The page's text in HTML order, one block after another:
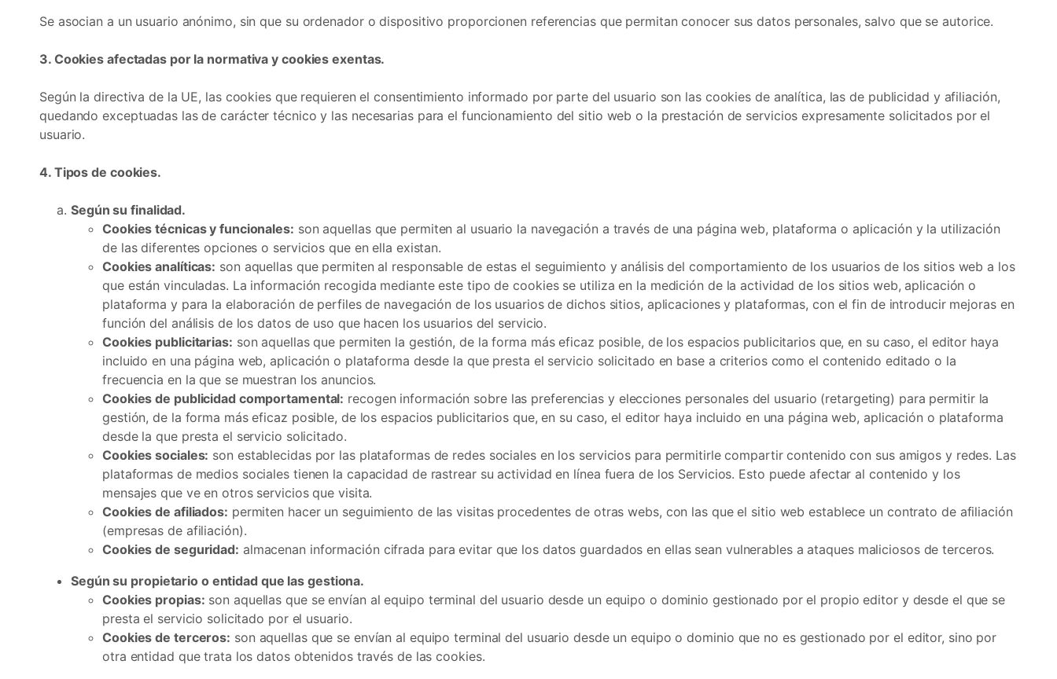
Se asocian a un usuario anónimo, sin que su ordenador o dispositivo proporcionen referencias que permitan conocer sus datos personales, salvo que se autorice.
3. Cookies afectadas por la normativa y cookies exentas.
Según la directiva de la UE, las cookies que requieren el consentimiento informado por parte del usuario son las cookies de analítica, las de publicidad y afiliación,
quedando exceptuadas las de carácter técnico y las necesarias para el funcionamiento del sitio web o la prestación de servicios expresamente solicitados por el
usuario.
4. Tipos de cookies.
Según su finalidad.
Cookies técnicas y funcionales: son aquellas que permiten al usuario la navegación a través de una página web, plataforma o aplicación y la utilización
de las diferentes opciones o servicios que en ella existan.
Cookies analíticas: son aquellas que permiten al responsable de estas el seguimiento y análisis del comportamiento de los usuarios de los sitios web a los
que están vinculadas. La información recogida mediante este tipo de cookies se utiliza en la medición de la actividad de los sitios web, aplicación o
plataforma y para la elaboración de perfiles de navegación de los usuarios de dichos sitios, aplicaciones y plataformas, con el fin de introducir mejoras en
función del análisis de los datos de uso que hacen los usuarios del servicio.
Cookies publicitarias: son aquellas que permiten la gestión, de la forma más eficaz posible, de los espacios publicitarios que, en su caso, el editor haya
incluido en una página web, aplicación o plataforma desde la que presta el servicio solicitado en base a criterios como el contenido editado o la
frecuencia en la que se muestran los anuncios.
Cookies de publicidad comportamental: recogen información sobre las preferencias y elecciones personales del usuario (retargeting) para permitir la
gestión, de la forma más eficaz posible, de los espacios publicitarios que, en su caso, el editor haya incluido en una página web, aplicación o plataforma
desde la que presta el servicio solicitado.
Cookies sociales: son establecidas por las plataformas de redes sociales en los servicios para permitirle compartir contenido con sus amigos y redes. Las
plataformas de medios sociales tienen la capacidad de rastrear su actividad en línea fuera de los Servicios. Esto puede afectar al contenido y los
mensajes que ve en otros servicios que visita.
Cookies de afiliados: permiten hacer un seguimiento de las visitas procedentes de otras webs, con las que el sitio web establece un contrato de afiliación
(empresas de afiliación).
Cookies de seguridad: almacenan información cifrada para evitar que los datos guardados en ellas sean vulnerables a ataques maliciosos de terceros.
Según su propietario o entidad que las gestiona.
Cookies propias: son aquellas que se envían al equipo terminal del usuario desde un equipo o dominio gestionado por el propio editor y desde el que se
presta el servicio solicitado por el usuario.
Cookies de terceros: son aquellas que se envían al equipo terminal del usuario desde un equipo o dominio que no es gestionado por el editor, sino por
otra entidad que trata los datos obtenidos través de las cookies.